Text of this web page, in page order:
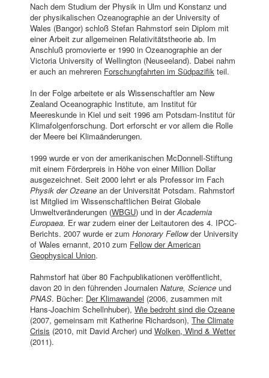
Nach dem Studium der Physik in Ulm und Konstanz und
der physikalischen Ozeanographie an der University of
Wales (Bangor) schloß Stefan Rahmstorf sein Diplom mit
einer Arbeit zur allgemeinen Relativitätstheorie ab. Im
Anschluß promovierte er 1990 in Ozeanographie an der
Victoria University of Wellington (Neuseeland). Dabei nahm
er auch an mehreren Forschungfahrten im Südpazifik teil.
In der Folge arbeitete er als Wissenschaftler am New
Zealand Oceanographic Institute, am Institut für
Meereskunde in Kiel und seit 1996 am Potsdam-Institut für
Klimafolgenforschung. Dort erforscht er vor allem die Rolle
der Meere bei Klimaänderungen.
1999 wurde er von der amerikanischen McDonnell-Stiftung
mit einem Förderpreis in Höhe von einer Million Dollar
ausgezeichnet. Seit 2000 lehrt er als Professor im Fach
Physik der Ozeane an der Universität Potsdam. Rahmstorf
ist Mitglied im Wissenschaftlichen Beirat Globale
Umweltveränderungen (WBGU) und in derAcademia
Europaea. Er war zudem einer der Leitautoren des 4. IPCC-
Berichts. 2007 wurde er zum Honorary Fellowder University
of Wales ernannt, 2010 zum Fellow der American
Geophysical Union.
Rahmstorf hat über 80 Fachpublikationen veröffentlicht,
davon 20 in den führenden Journalen Nature, Science und
PNAS. Bücher: Der Klimawandel (2006, zusammen mit
Hans-Joachim Schellnhuber), Wie bedroht sind die Ozeane
(2007, gemeinsam mit Katherine Richardson), The Climate
Crisis (2010, mit David Archer) und Wolken, Wind & Wetter
(2011).